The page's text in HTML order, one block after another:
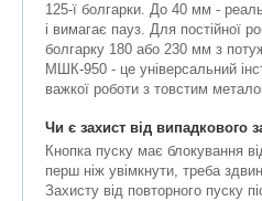
125-ї болгарки. До 40 мм -
і вимагає пауз. Для постійної
болгарку 180 або 230 мм з
МШК-950 - це універсальний
важкої роботи з товстим
Чи є захист від випадкового
Кнопка пуску має блокування
перш ніж увімкнути, треба
Захисту від повторного пуску